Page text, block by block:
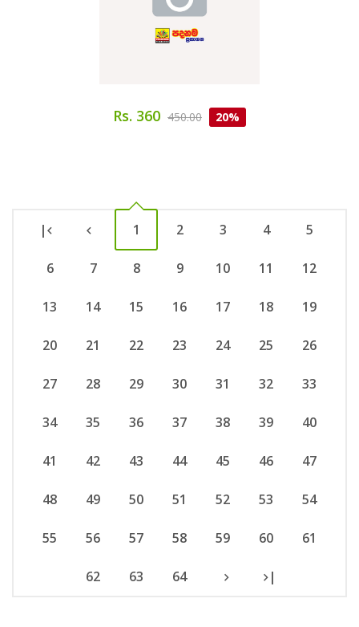
Rs. 360 450.00 20%
| 1 2 3 4 5
6 7 8 9 10 11 12
13 14 15 16 17 18 19
20 21 22 23 24 25 26
27 28 29 30 31 32 33
34 35 36 37 38 39 40
41 42 43 44 45 46 47
48 49 50 51 52 53 54
55 56 57 58 59 60 61
62 63 64 |